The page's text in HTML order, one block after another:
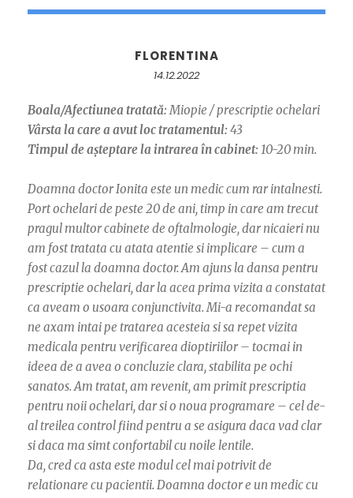
FLORENTINA
14.12.2022
Boala/Afectiunea tratată:Miopie / prescriptie ochelari
Vârsta la care a avut loc tratamentul: 43
Timpul de așteptare la intrarea în cabinet: 10-20 min.
Doamna doctor Ionita este un medic cum rar intalnesti.
Port ochelari de peste 20 de ani, timp in care am trecut
pragul multor cabinete de oftalmologie, dar nicaieri nu
am fost tratata cu atata atentie si implicare – cum a
fost cazul la doamna doctor. Am ajuns la dansa pentru
prescriptie ochelari, dar la acea prima vizita a constatat
ca aveam o usoara conjunctivita. Mi-a recomandat sa
ne axam intai pe tratarea acesteia si sa repet vizita
medicala pentru verificarea dioptiriilor – tocmai in
ideea de a avea o concluzie clara, stabilita pe ochi
sanatos. Am tratat, am revenit, am primit prescriptia
pentru noii ochelari, dar si o noua programare – cel de-
al treilea control fiind pentru a se asigura daca vad clar
si daca ma simt confortabil cu noile lentile.
Da, cred ca asta este modul cel mai potrivit de
relationare cu pacientii. Doamna doctor e un medic cu